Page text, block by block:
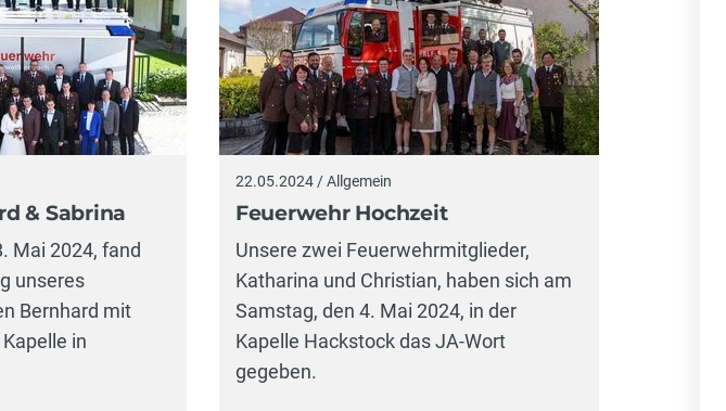
& Sabrina
Mai 2024, fand
unseres
Bernhard mit
in
22.05.2024 / Allgemein
Feuerwehr Hochzeit
Unsere zwei Feuerwehrmitglieder,
Katharina und Christian, haben sich am
Samstag, den 4. Mai 2024, in der
Kapelle Hackstock das JA-Wort
gegeben.